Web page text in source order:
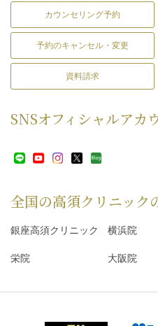
カウンセリング予約
予約のキャンセル・変更
資料請求
SNSオフィシャルアカ
全国の高須クリニック
銀座高須クリニック 横浜院
栄院 大阪院